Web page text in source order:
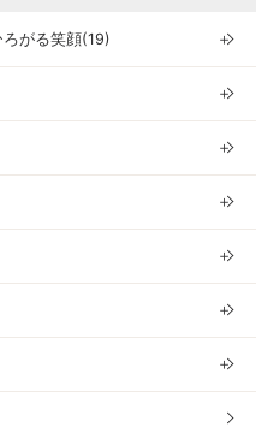
がる笑顔(19) ＋
＋
＋
＋
＋
＋
＋